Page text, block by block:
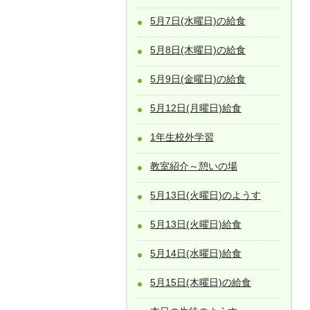
5月7日(水曜日)の給食
5月8日(木曜日)の給食
5月9日(金曜日)の給食
5月12日(月曜日)給食
1年生校外学習
教室紹介～憩いの場
5月13日(火曜日)のようす
5月13日(火曜日)給食
5月14日(水曜日)給食
5月15日(木曜日)の給食